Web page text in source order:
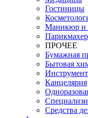
Гостиницы
Маникюр и
ПРОЧЕЕ
Бумажная
Бытовая
Инструмент
Канцелярия
Средства